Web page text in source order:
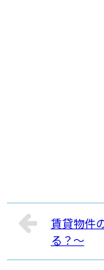
賃貸物件
る？～